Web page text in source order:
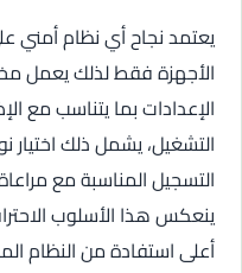
يعتمد نجاح أي نظام أمني
الأجهزة فقط لذلك يعمل
الإعدادات بما يتناسب مع
التشغيل، يشمل ذلك اختيار
التسجيل المناسبة مع
ينعكس هذا الأسلوب
أعلى استفادة من النظام